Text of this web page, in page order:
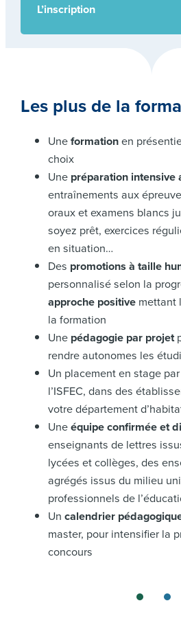
L’inscription
Les plus de la
Uneformationen
choix
Une préparation intensive
entraînements aux
oraux et examens blancs
soyez prêt, exercices
en situation…
Des promotions à taille
personnalisé selon la
approche positive mettant
la formation
Une pédagogie par projet
rendre autonomes les
Un placement en stage
l’ISFEC, dans des
votre département
Uneéquipe confirmée et
enseignants de lettres
lycées et collèges, des
agrégés issus du milieu
professionnels de
Uncalendrier
master, pour intensifier la
concours